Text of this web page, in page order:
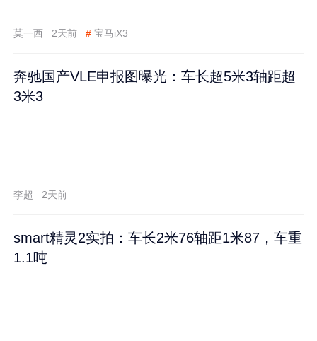
莫一西 2天前 # 宝马iX3
奔驰国产VLE申报图曝光：车长超5米3轴距超
3米3
李超 2天前
smart精灵2实拍：车长2米76轴距1米87，车重
1.1吨